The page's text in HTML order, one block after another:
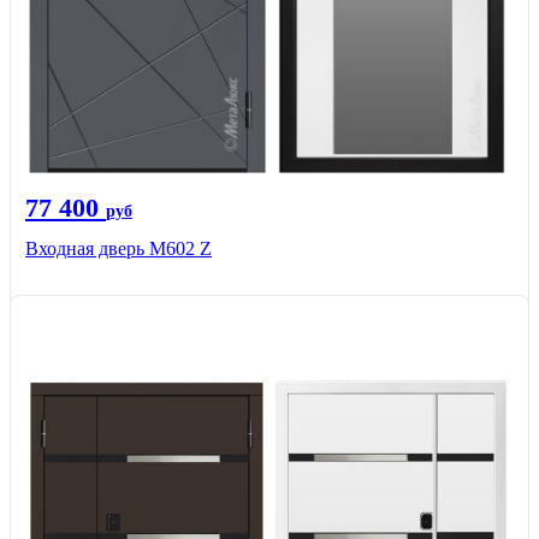
77 400 руб
Входная дверь М602 Z